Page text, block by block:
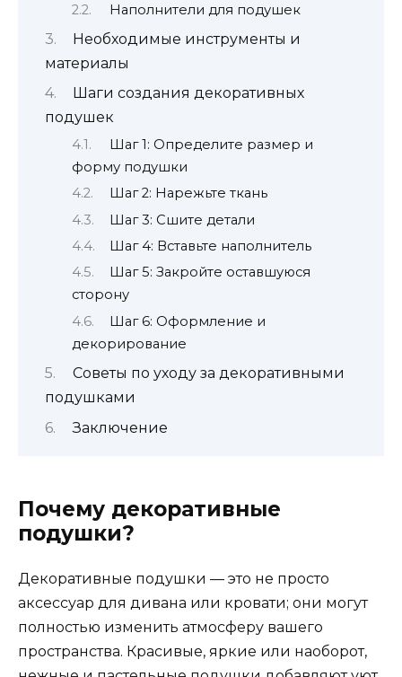
Наполнители для подушек
Необходимые инструменты и
материалы
Шаги создания декоративных
подушек
Шаг 1: Определите размер и
форму подушки
Шаг 2: Нарежьте ткань
Шаг 3: Сшите детали
Шаг 4: Вставьте наполнитель
Шаг 5: Закройте оставшуюся
сторону
Шаг 6: Оформление и
декорирование
Советы по уходу за декоративными
подушками
Заключение
Почему декоративные
подушки?
Декоративные подушки — это не просто
аксессуар для дивана или кровати; они могут
полностью изменить атмосферу вашего
пространства. Красивые, яркие или наоборот,